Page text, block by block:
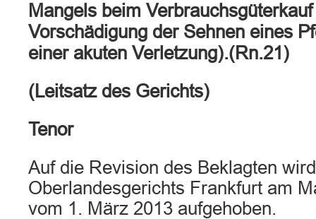
Mangels beim
Vorschädigung der Sehnen eines
einer akuten Verletzung).(Rn.21)
(Leitsatz des Gerichts)
Tenor
Auf die Revision des Beklagten
Oberlandesgerichts Frankfurt am
vom 1. März 2013 aufgehoben.